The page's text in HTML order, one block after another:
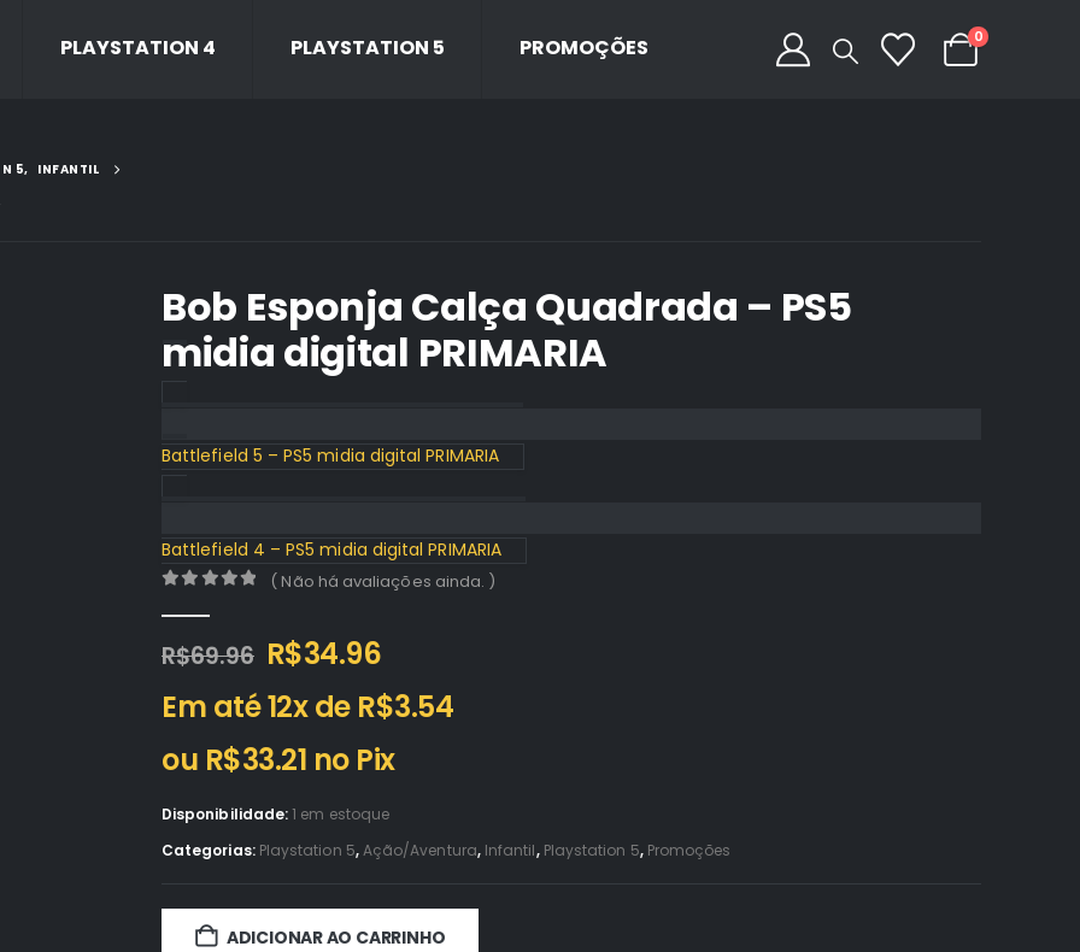
PLAYSTATION 4 PLAYSTATION 5 PROMOÇÕES 0
5, INFANTIL
Bob Esponja Calça Quadrada – PS5
midia digital PRIMARIA
Battlefield 5 – PS5 midia digital PRIMARIA
Battlefield 4 – PS5 midia digital PRIMARIA
( Não há avaliações ainda. )
R$69.96 O
original
era:
R$69.96.
R$34.96O
atual
R$34.96.
Em até 12x de R$3.54
ou R$33.21 no Pix
Disponibilidade:1 em estoque
Categorias: Playstation 5,Ação/Aventura, Infantil, Playstation 5, Promoções
ADICIONAR AO CARRINHO